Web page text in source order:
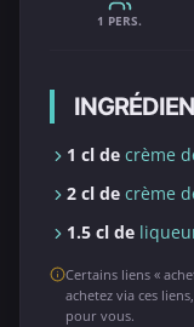
1 PERS.
1 cl de crème
2 cl de crème
1.5 cl de
Certains liens «
achetez via ces
pour vous.